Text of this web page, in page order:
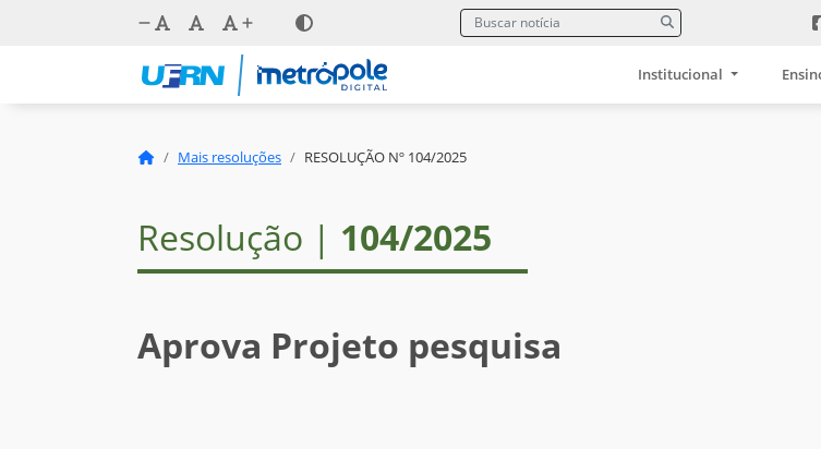
Institucional
Mais resoluções RESOLUÇÃO Nº 104/2025
Resolução | 104/2025
Aprova Projeto pesquisa